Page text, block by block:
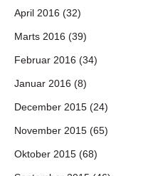
April 2016 (32)
Marts 2016 (39)
Februar 2016 (34)
Januar 2016 (8)
December 2015 (24)
November 2015 (65)
Oktober 2015 (68)